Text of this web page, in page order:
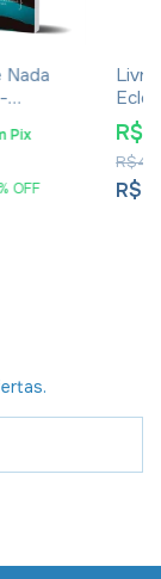
Nada
OFF
Pix
De